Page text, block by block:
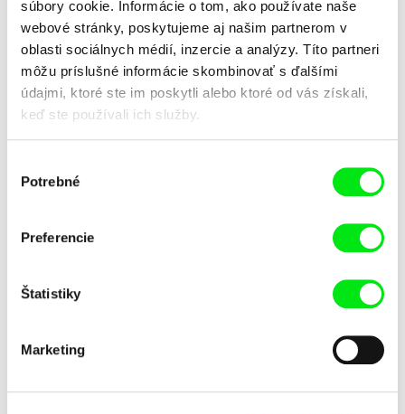
súbory cookie. Informácie o tom, ako používate naše
webové stránky, poskytujeme aj našim partnerom v
oblasti sociálnych médií, inzercie a analýzy. Títo partneri
môžu príslušné informácie skombinovať s ďalšími
údajmi, ktoré ste im poskytli alebo ktoré od vás získali,
keď ste používali ich služby.
súhlasu
Potrebné
Preferencie
Štatistiky
Marketing